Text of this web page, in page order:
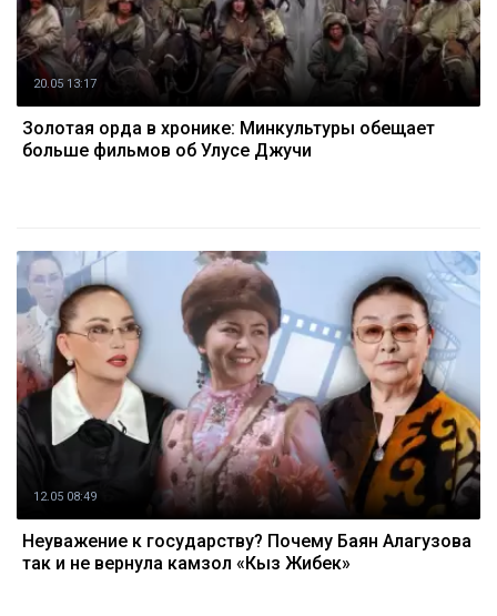
20.05 13:17
Золотая орда в хронике: Минкультуры обещает
больше фильмов об Улусе Джучи
12.05 08:49
Неуважение к государству? Почему Баян Алагузова
так и не вернула камзол «Кыз Жибек»